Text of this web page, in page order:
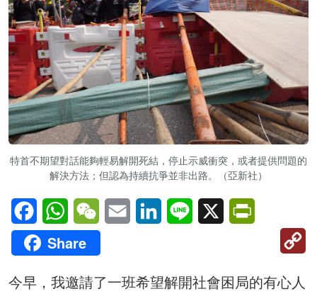
特首不期望對話能夠輕易解開死結，停止示威衝突，或者提供問題的
解決方法；但認為持續抗爭並非出路。（亞新社）
FacebookWhatsAppWeChatEmail LinkedInLine X
Share
今早，我邀請了一班希望解開社會困局的有心人